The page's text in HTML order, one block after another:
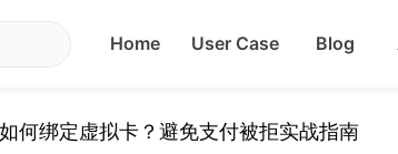
Home User Case Blog
何绑定虚拟卡？避免支付被拒实战指南